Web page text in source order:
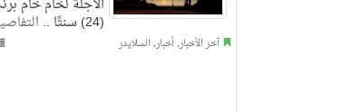
(24) سنتًا ..
آخر الأخبار,أخبار, السلايدر